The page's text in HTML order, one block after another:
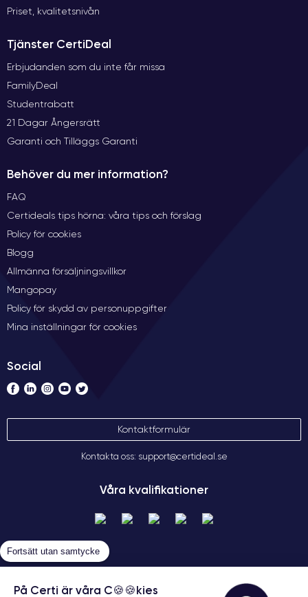
Priset, kvalitetsnivån
Tjänster CertiDeal
Erbjudanden som du inte får missa
FamilyDeal
Studentrabatt
21 Dagar Ångersrätt
Garanti och Tilläggs Garanti
Behöver du mer information?
FAQ
Certideals tips hörna: våra tips och förslag
Policy för cookies
Blogg
Allmänna försäljningsvillkor
Mangopay
Policy för skydd av personuppgifter
Mina inställningar för cookies
Social
Kontaktformulär
Kontakta oss: support@certideal.se
Våra kvalifikationer
Fortsätt utan samtycke
På Certi är våra C🍪🍪kies